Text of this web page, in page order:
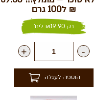
₪ ל100 גרם
רק ₪19.90 ליח'
-
+
הוספה לעגלה